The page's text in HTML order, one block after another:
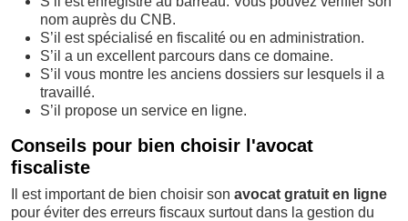
nom auprès du CNB.
S’il est spécialisé en fiscalité ou en administration.
S’il a un excellent parcours dans ce domaine.
S’il vous montre les anciens dossiers sur lesquels il a
travaillé.
S’il propose un service en ligne.
Conseils pour bien choisir l'avocat
fiscaliste
Il est important de bien choisir son avocat gratuit en ligne
pour éviter des erreurs fiscaux surtout dans la gestion du